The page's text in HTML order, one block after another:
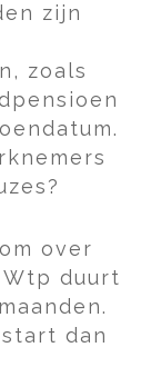
zijn
zoals
over
duurt
dan